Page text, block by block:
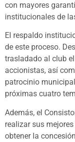
con mayores
institucionales de
El respaldo
de este proceso.
trasladado al club
accionistas, así
patrocinio
próximas cuatro
Además, el
realizar sus
obtener la